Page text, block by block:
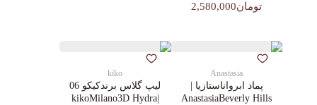
تومان2,580,000
Anastasia
پماد ابرواناستازیا |
AnastasiaBeverly Hills
kiko
لیپ گلاس‌ برندکیکو 06
|kikoMilano3D Hydra